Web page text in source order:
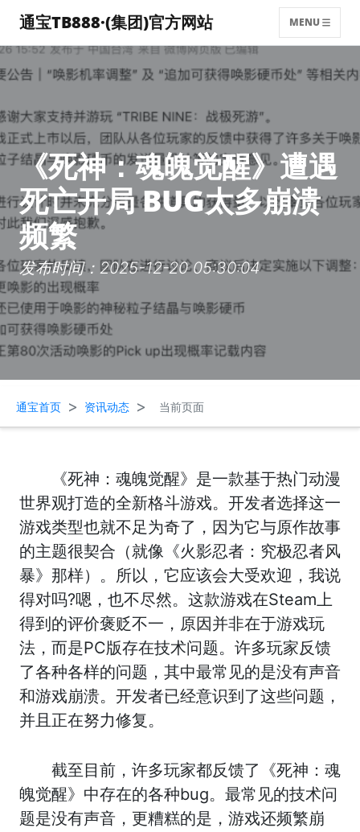
通宝TB888·(集团)官方网站 MENU
《死神：魂魄觉醒》遭遇
死亡开局 BUG太多崩溃
频繁
发布时间：2025-12-20 05:30:04
通宝首页 > 资讯动态 > 当前页面
《死神：魂魄觉醒》是一款基于热门动漫
世界观打造的全新格斗游戏。开发者选择这一
游戏类型也就不足为奇了，因为它与原作故事
的主题很契合（就像《火影忍者：究极忍者风
暴》那样）。所以，它应该会大受欢迎，我说
得对吗?嗯，也不尽然。这款游戏在Steam上
得到的评价褒贬不一，原因并非在于游戏玩
法，而是PC版存在技术问题。许多玩家反馈
了各种各样的问题，其中最常见的是没有声音
和游戏崩溃。开发者已经意识到了这些问题，
并且正在努力修复。
截至目前，许多玩家都反馈了《死神：魂
魄觉醒》中存在的各种bug。最常见的技术问
题是没有声音，更糟糕的是，游戏还频繁崩